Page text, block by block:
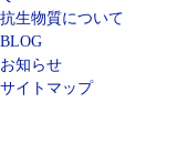
抗生物質について
BLOG
お知らせ
サイトマップ